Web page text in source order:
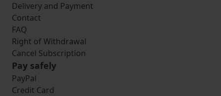
Delivery and Payment
Contact
FAQ
Right of Withdrawal
Cancel Subscription
Pay safely
PayPal
Credit Card